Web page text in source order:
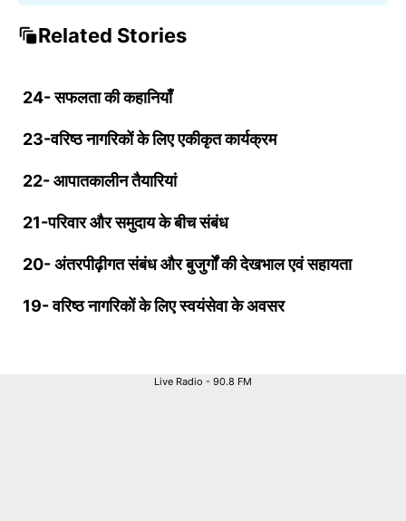
Related Stories
24- सफलता की कहानियाँ
23-वरिष्ठ नागरिकों के लिए एकीकृत कार्यक्रम
22- आपातकालीन तैयारियां
21-परिवार और समुदाय के बीच संबंध
20- अंतरपीढ़ीगत संबंध और बुजुर्गों की देखभाल एवं सहायता
19- वरिष्ठ नागरिकों के लिए स्वयंसेवा के अवसर
Live Radio - 90.8 FM